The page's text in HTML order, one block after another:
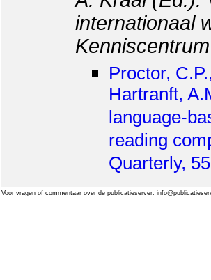
internationaal
Proctor,
Hartranft,
language-
reading
Quarterly,
Voor vragen of commentaar over de publicatieserver: